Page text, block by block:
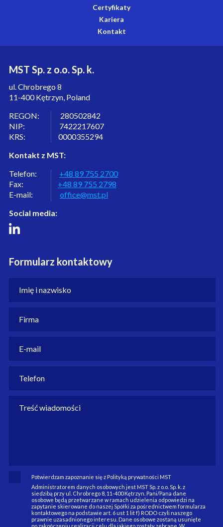
Certyfikaty
Kariera
Kontakt
MST Sp. z o.o. Sp. k.
ul. Chrobrego 8
11-400 Kętrzyn, Poland
REGON: 280502842
NIP: 7422217607
KRS: 0000355294
Kontakt z MST:
Telefon: +48 89 755 2700
Fax: +48 89 755 2798
E-mail: office@mst.pl
Social media:
Formularz kontaktowy
Potwierdzam zapoznanie się z Polityką prywatności MST
Administratorem danych osobowych jest MST Sp. z o.o. Sp. k. z
siedzibą przy ul. Chrobrego 8, 11-400 Kętrzyn. Pani/Pana dane
osobowe będą przetwarzane w ramach udzielenia odpowiedzi na
zapytanie skierowane do naszej Spółki za pośrednictwem formularza
kontaktowego na podstawie art. 6 ust 1 lit f) RODO czyli naszego
prawnie uzasadnionego interesu. Dane osobowe zostaną usunięte